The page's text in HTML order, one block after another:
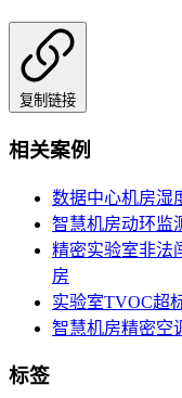
复制链接
相关案例
数据中心机房湿
智慧机房动环监
精密实验室非法
房
实验室TVOC超
智慧机房精密空
标签